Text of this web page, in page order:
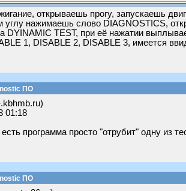
открываешь прогу, запускаешь
углу нажимаешь слово DIAGNOSTICS,
DYINAMIC TEST, при её нажатии
1, DISABLE 2, DISABLE 3, имеется
ПО
01:18
программа просто "отрубит" одну из
ПО